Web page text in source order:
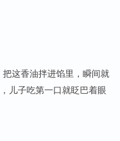
这香油拌进馅里，瞬间就
儿子吃第一口就眨巴着眼